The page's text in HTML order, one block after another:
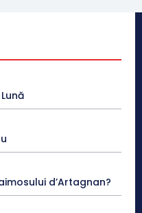
d’Artagnan?